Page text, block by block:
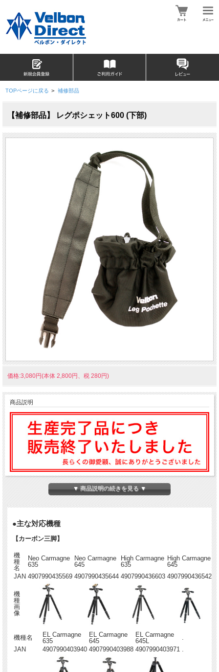
TOPページに戻る > 補修部品
【補修部品】 レグポシェット600 (下部)
価格:3,080円(本体 2,800円、税 280円)
商品説明
三脚・一脚の製品に付属の収納ケース▼ 商品説明の続きを見る ▼
●主な対応機種
【カーボン三脚】
機
種
名
Neo Carmagne
635
Neo Carmagne
645
High Carmagne
635
High Carmagne
645
JAN 4907990435569 4907990435644 4907990436603 4907990436542
機
種
画
像
機種名
EL Carmagne
635
EL Carmagne
645
EL Carmagne
645L
JAN
4907990403940 4907990403988 4907990403971